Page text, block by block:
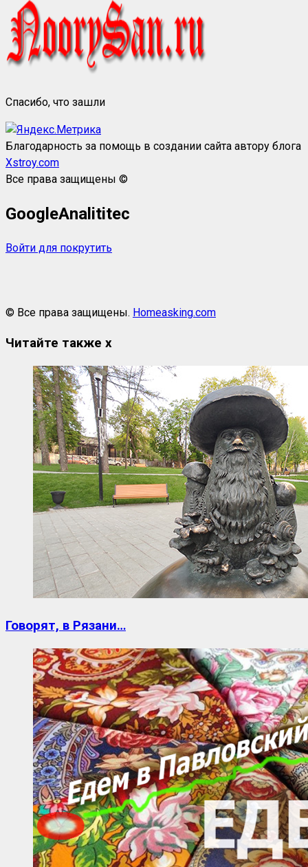
Спасибо, что зашли
Благодарность за помощь в создании сайта автору блога
Xstroy.com
Все права защищены ©
GoogleAnalititec
Войти для покрутить
© Все права защищены. Homeasking.com
Читайте также x
Говорят, в Рязани…